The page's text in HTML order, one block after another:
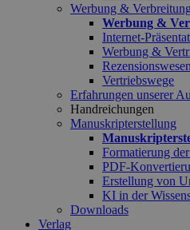
Werbung & Verbreitung
Werbung &
Internet-
Werbung &
Rezensionswesen
Vertriebswege
Erfahrungen unserer
Handreichungen
Manuskripterstellung
Formatierung
PDF-
Erstellung von
KI in der
Downloads
Verlag